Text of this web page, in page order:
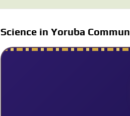
Science in Yoruba